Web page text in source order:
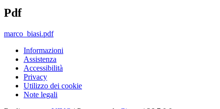
Pdf
marco_biasi.pdf
Informazioni
Assistenza
Accessibilità
Privacy
Utilizzo dei cookie
Note legali